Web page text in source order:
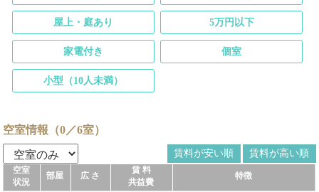
屋上・庭あり 5万円以下
家電付き 個室
小型（10人未満）
空室情報（0／6室）
賃料が安い順 賃料が高い順
空室
状況
部屋 広 さ
賃 料
共益費
特徴